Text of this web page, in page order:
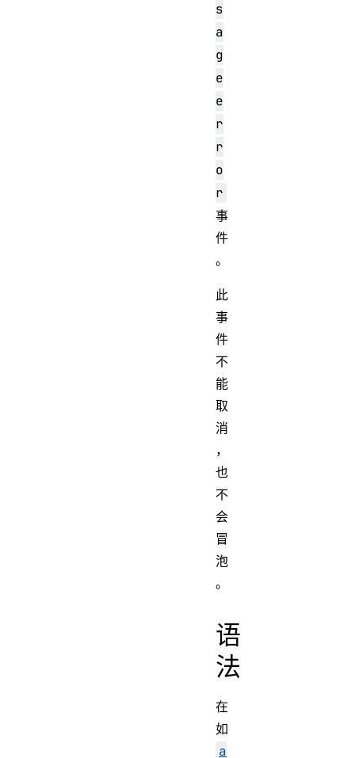
s
a
g
e
e
r
r
o
r
事
件
。
此
事
件
不
能
取
消
，
也
不
会
冒
泡
。
语
法
在
如
a